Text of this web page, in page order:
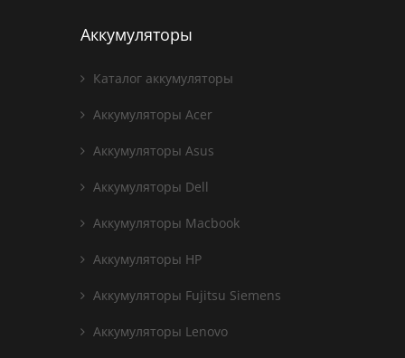
Аккумуляторы
Каталог аккумуляторы
Аккумуляторы Acer
Аккумуляторы Asus
Аккумуляторы Dell
Аккумуляторы Macbook
Аккумуляторы HP
Аккумуляторы Fujitsu Siemens
Аккумуляторы Lenovo